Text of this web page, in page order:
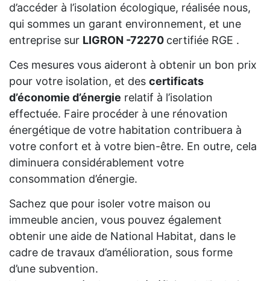
d’accéder à l’isolation écologique, réalisée nous,
qui sommes un garant environnement, et une
entreprise sur LIGRON -72270 certifiée RGE .
Ces mesures vous aideront à obtenir un bon prix
pour votre isolation, et des certificats
d’économie d’énergie relatif à l’isolation
effectuée. Faire procéder à une rénovation
énergétique de votre habitation contribuera à
votre confort et à votre bien-être. En outre, cela
diminuera considérablement votre
consommation d’énergie.
Sachez que pour isoler votre maison ou
immeuble ancien, vous pouvez également
obtenir une aide de National Habitat, dans le
cadre de travaux d’amélioration, sous forme
d’une subvention.